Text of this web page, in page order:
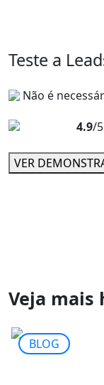
Teste a
Não é
4.9/
VER
BLOG
Veja mais